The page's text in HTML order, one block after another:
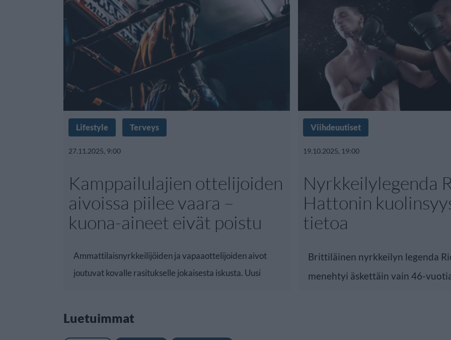
Lifestyle Terveys
27.11.2025, 9:00
Kamppailulajien ottelijoiden
aivoissa piilee vaara –
kuona-aineet eivät poistu
Ammattilaisnyrkkeilijöiden ja vapaaottelijoiden aivot
joutuvat kovalle rasitukselle jokaisesta iskusta. Uusi
Viihdeuutiset
19.10.2025, 19:00
Nyrkkeilylegenda
Hattonin
tietoa
Brittiläinen nyrkkeilyn legenda
menehtyi äskettäin vain 46-
Luetuimmat